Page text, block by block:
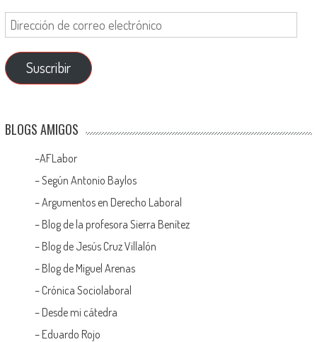
Suscribir
BLOGS AMIGOS
–AFLabor
– Según Antonio Baylos
–Argumentos en Derecho Laboral
– Blog de la profesora Sierra Benítez
– Blog de Jesús Cruz Villalón
– Blog de Miguel Arenas
– Crónica Sociolaboral
– Desde mi cátedra
– Eduardo Rojo